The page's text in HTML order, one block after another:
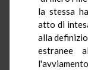
la stessa
atto di
alla
estranee